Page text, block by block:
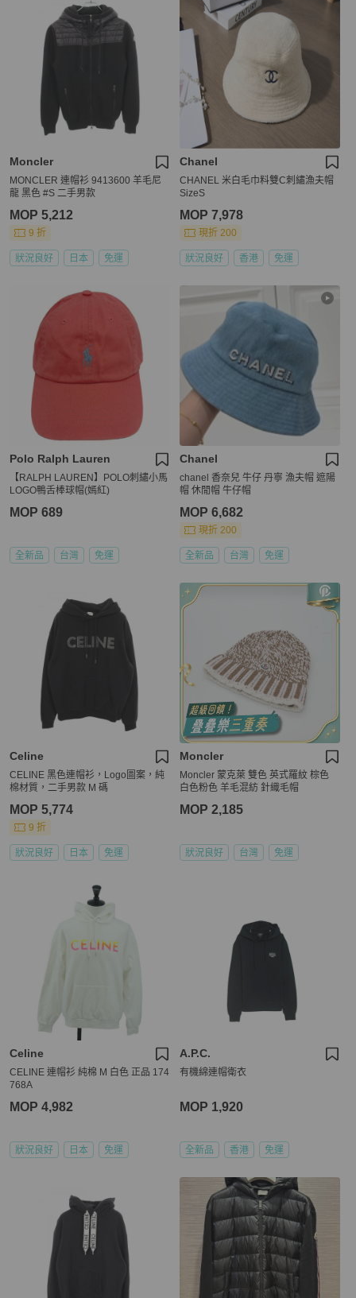
Moncler
MONCLER 連帽衫 9413600 羊毛尼
龍 黑色 #S 二手男款
MOP 5,212
9 折
狀況良好 日本 免運
Chanel
CHANEL 米白毛巾料雙C刺繡漁夫帽
SizeS
MOP 7,978
現折 200
狀況良好 香港 免運
Polo Ralph Lauren
【RALPH LAUREN】POLO刺繡小馬
LOGO鴨舌棒球帽(嫣紅)
MOP 689
全新品 台灣 免運
Chanel
chanel 香奈兒 牛仔 丹寧 漁夫帽 遮陽
帽 休閒帽 牛仔帽
MOP 6,682
現折 200
全新品 台灣 免運
Celine
CELINE 黑色連帽衫，Logo圖案，純
棉材質，二手男款 M 碼
MOP 5,774
9 折
狀況良好 日本 免運
Moncler
Moncler 蒙克萊 雙色 英式羅紋 棕色
白色粉色 羊毛混紡 針織毛帽
MOP 2,185
狀況良好 台灣 免運
Celine
CELINE 連帽衫 純棉 M 白色 正品 174
768A
MOP 4,982
狀況良好 日本 免運
A.P.C.
有機綿連帽衛衣
MOP 1,920
全新品 香港 免運